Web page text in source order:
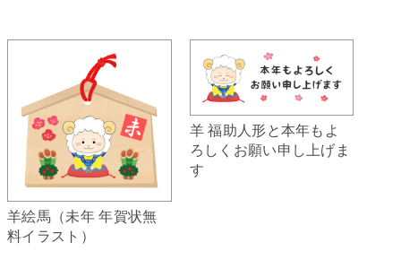
羊絵馬（未年 年賀状無
料イラスト）
羊 福助人形と本年もよ
ろしくお願い申し上げま
す